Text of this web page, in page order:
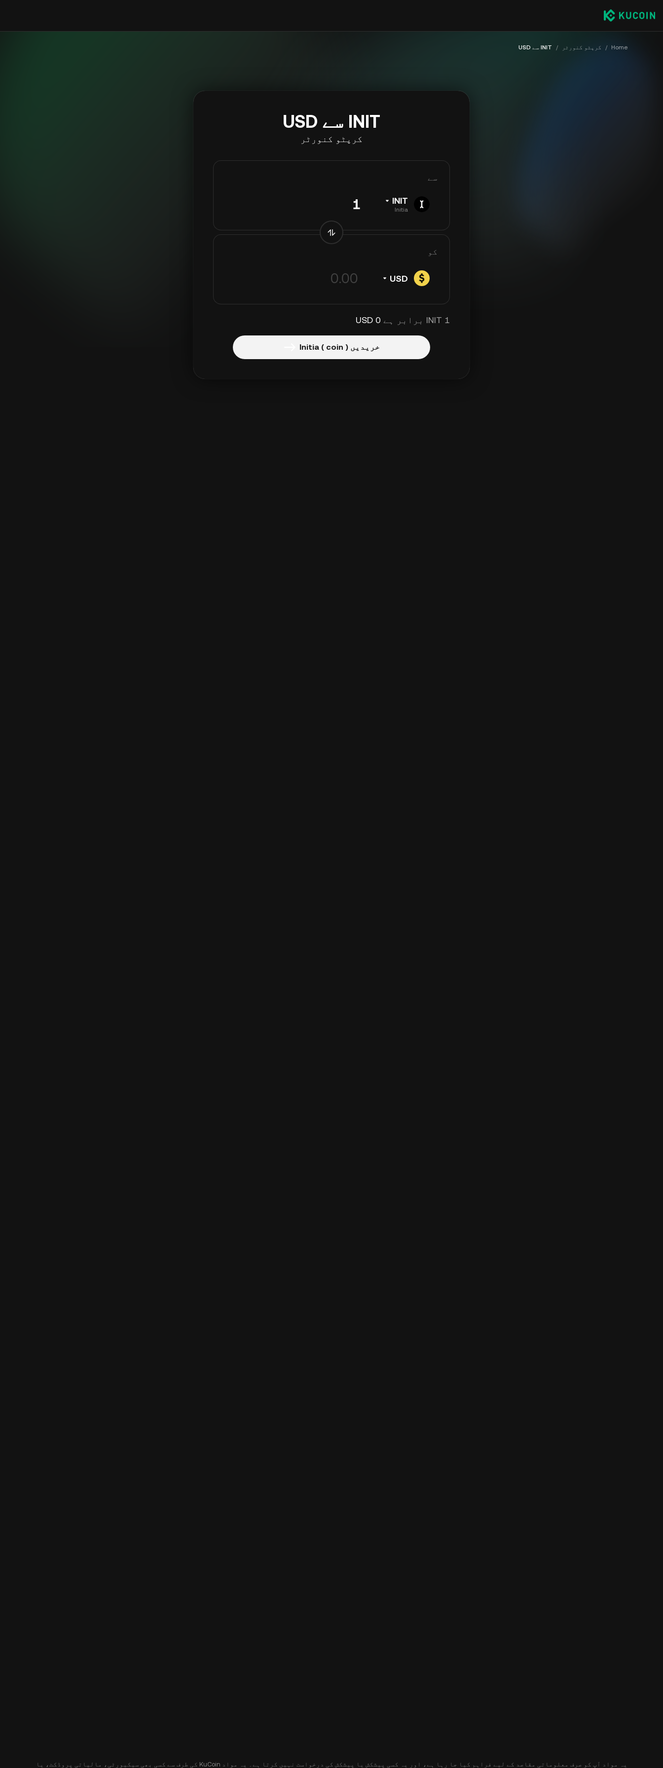
Home
/ کرپٹو کنورٹر / INIT سے USD
INIT سے USD
کرپٹو کنورٹر
سے
INIT
Initia
کو
USD
1 INIT برابر ہے 0 USD
خریدیں Initia ( coin )
یہ مواد آپ کو صرف معلوماتی مقاصد کے لیے فراہم کیا جا رہا ہے، اور یہ کسی پیشکش یا پیشکش کی درخواست نہیں کرتا ہے۔ یہ مواد KuCoin کی طرف سے کسی بھی سیکیورٹی، مالیاتی پروڈکٹ، یا